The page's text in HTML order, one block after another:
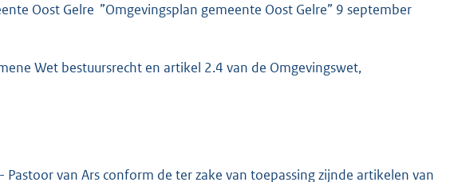
Oost Gelre ”Omgevingsplan gemeente Oost Gelre” 9 september
Wet bestuursrecht en artikel 2.4 van de Omgevingswet,
van Ars conform de ter zake van toepassing zijnde artikelen van